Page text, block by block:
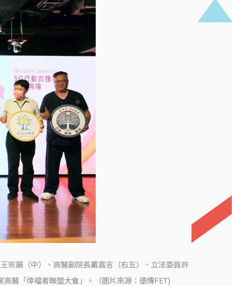
宗展（中）、高醫副院長戴嘉言（右五）、立法委員許
醫「倖福者聯盟大會」。（圖片來源：遠傳FET)